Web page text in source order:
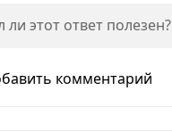
ли этот ответ полезен?
комментарий